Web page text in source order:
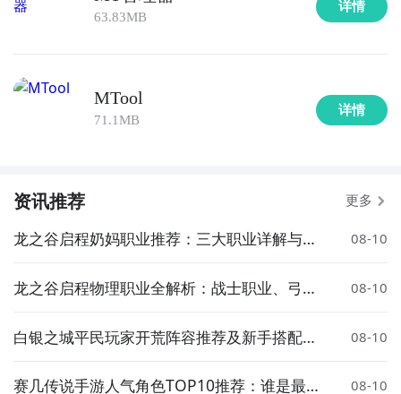
63.83MB
详情
MTool
71.1MB
详情
资讯推荐 更多
龙之谷启程奶妈职业推荐：三大职业详解与选
08-10
龙之谷启程物理职业全解析：战士职业、弓箭
08-10
白银之城平民玩家开荒阵容推荐及新手搭配攻
08-10
赛几传说手游人气角色TOP10推荐：谁是最受 08-10